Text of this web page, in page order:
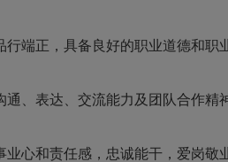
行端正，具备良好的职业道德和职
通、表达、交流能力及团队合作精
业心和责任感，忠诚能干，爱岗敬